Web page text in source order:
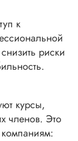
к
риски
курсы,
членов. Это